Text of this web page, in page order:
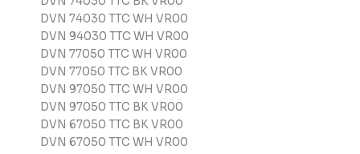
DVN 74030 TTC WH VR00
DVN 94030 TTC WH VR00
DVN 77050 TTC WH VR00
DVN 77050 TTC BK VR00
DVN 97050 TTC WH VR00
DVN 97050 TTC BK VR00
DVN 67050 TTC BK VR00
DVN 67050 TTC WH VR00